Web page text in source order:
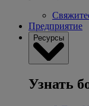
Предприятие
Ресурсы
Узнать